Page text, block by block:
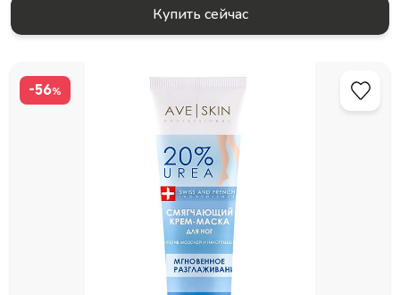
Купить сейчас
-56%